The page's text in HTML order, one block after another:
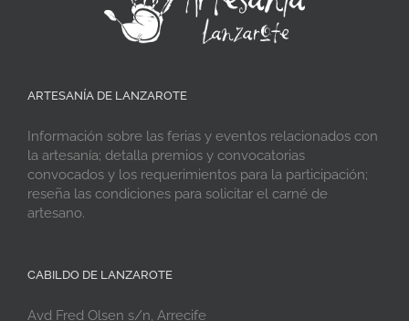
ARTESANÍA DE LANZAROTE
Información sobre las ferias y eventos relacionados con
la artesanía; detalla premios y convocatorias
convocados y los requerimientos para la participación;
reseña las condiciones para solicitar el carné de
artesano.
CABILDO DE LANZAROTE
Avd Fred Olsen s/n, Arrecife